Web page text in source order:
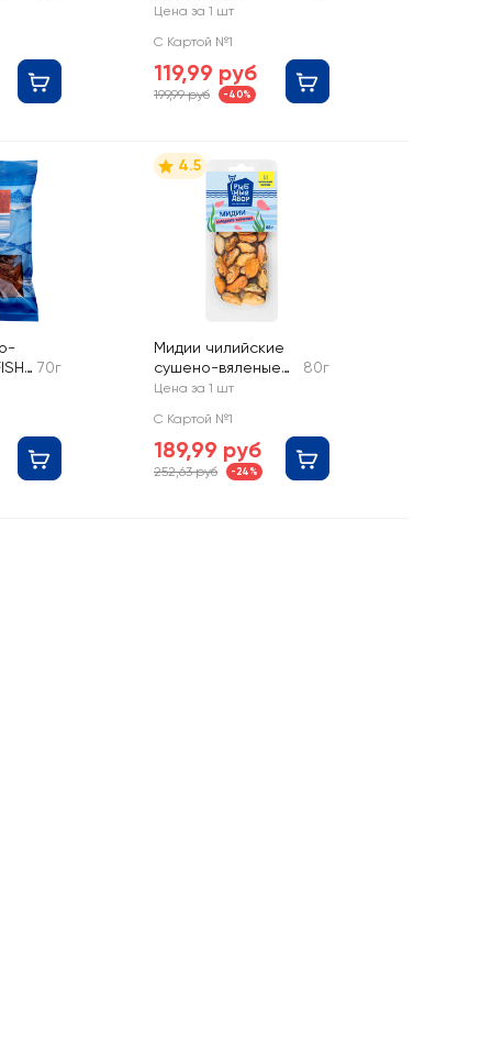
Сухиничи, из
Цена за 1 шт
С Картой №1
119,99 руб
199,99 руб -40%
70г
4.5
Мидии чилийские
сушено-вяленые
холодного
ДВОР
80г
Цена за 1 шт
С Картой №1
189,99 руб
252,63 руб -24%